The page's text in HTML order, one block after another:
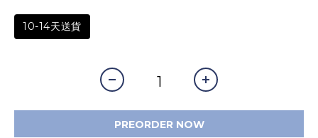
10-14天送貨
PREORDER NOW